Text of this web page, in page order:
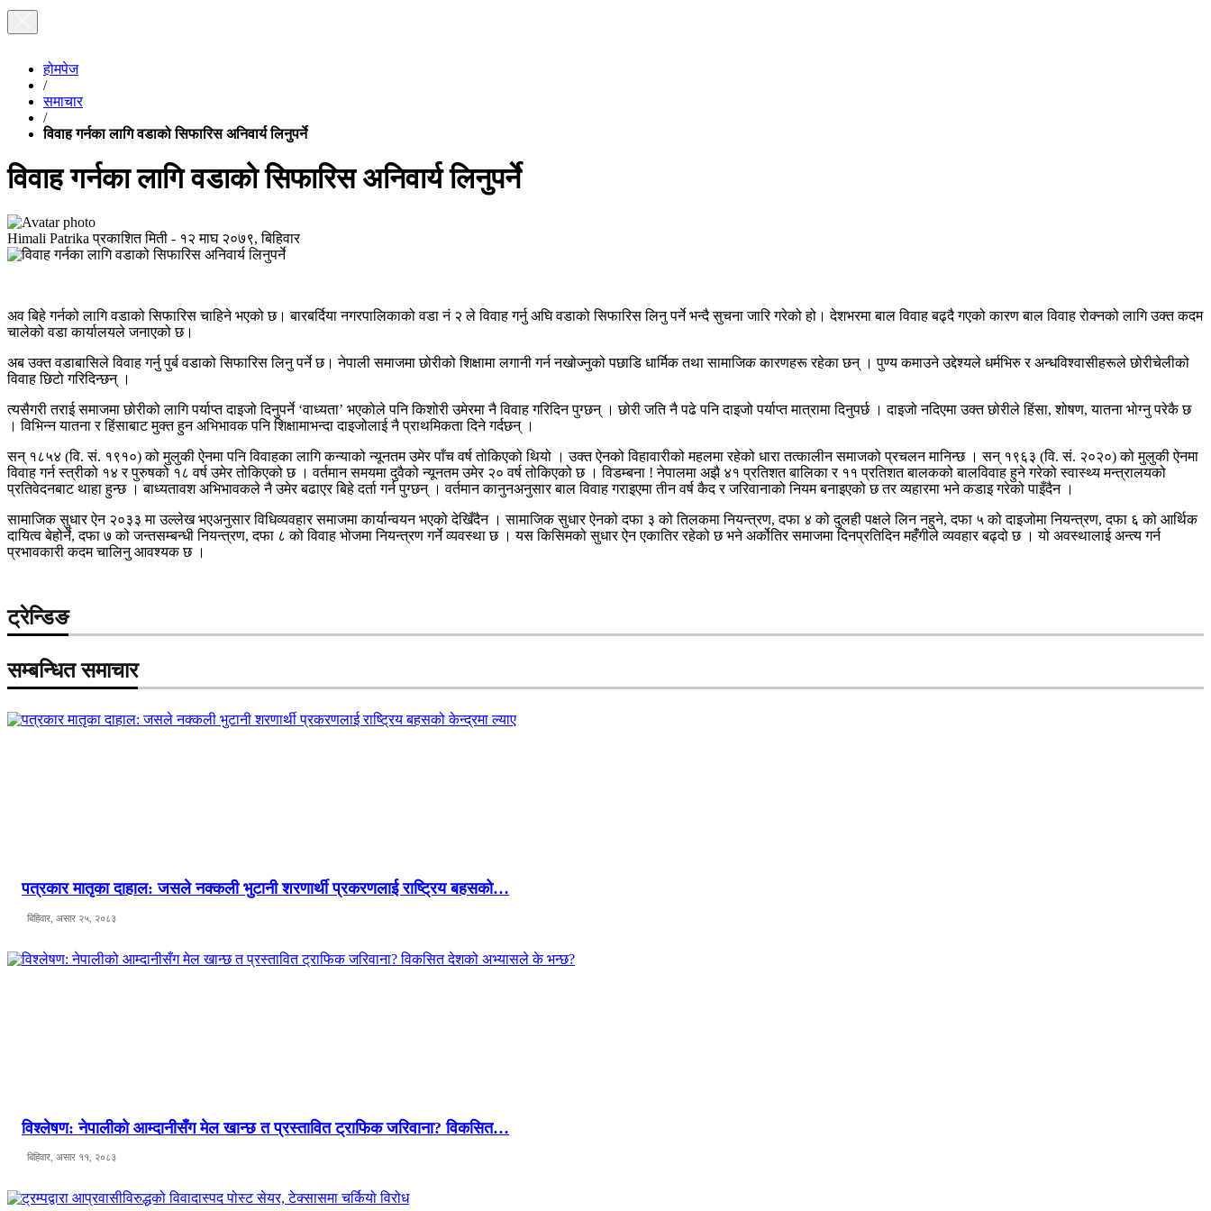
होमपेज
/
समाचार
/
विवाह गर्नका लागि वडाको सिफारिस अनिवार्य लिनुपर्ने
विवाह गर्नका लागि वडाको सिफारिस अनिवार्य लिनुपर्ने
Himali Patrika प्रकाशित मिती - १२ माघ २०७९, बिहिवार
अव बिहे गर्नको लागि वडाको सिफारिस चाहिने भएको छ। बारबर्दिया नगरपालिकाको वडा नं २ ले विवाह गर्नु अघि वडाको सिफारिस लिनु पर्ने भन्दै सुचना जारि गरेको हो। देशभरमा बाल विवाह बढ्दै गएको कारण बाल विवाह रोक्नको लागि उक्त कदम
चालेको वडा कार्यालयले जनाएको छ।
अब उक्त वडाबासिले विवाह गर्नु पुर्ब वडाको सिफारिस लिनु पर्ने छ। नेपाली समाजमा छोरीको शिक्षामा लगानी गर्न नखोज्नुको पछाडि धार्मिक तथा सामाजिक कारणहरू रहेका छन् । पुण्य कमाउने उद्देश्यले धर्मभिरु र अन्धविश्वासीहरूले छोरीचेलीको
विवाह छिटो गरिदिन्छन् ।
त्यसैगरी तराई समाजमा छोरीको लागि पर्याप्त दाइजो दिनुपर्ने ‘वाध्यता’ भएकोले पनि किशोरी उमेरमा नै विवाह गरिदिन पुग्छन् । छोरी जति नै पढे पनि दाइजो पर्याप्त मात्रामा दिनुपर्छ । दाइजो नदिएमा उक्त छोरीले हिंसा, शोषण, यातना भोग्नु परेकै छ
। विभिन्न यातना र हिंसाबाट मुक्त हुन अभिभावक पनि शिक्षामाभन्दा दाइजोलाई नै प्राथमिकता दिने गर्दछन् ।
सन् १८५४ (वि. सं. १९१०) को मुलुकी ऐनमा पनि विवाहका लागि कन्याको न्यूनतम उमेर पाँच वर्ष तोकिएको थियो । उक्त ऐनको विहावारीको महलमा रहेको धारा तत्कालीन समाजको प्रचलन मानिन्छ । सन् १९६३ (वि. सं. २०२०) को मुलुकी ऐनमा
विवाह गर्न स्त्रीको १४ र पुरुषको १८ वर्ष उमेर तोकिएको छ । वर्तमान समयमा दुवैको न्यूनतम उमेर २० वर्ष तोकिएको छ । विडम्बना ! नेपालमा अझै ४१ प्रतिशत बालिका र ११ प्रतिशत बालकको बालविवाह हुने गरेको स्वास्थ्य मन्त्रालयको
प्रतिवेदनबाट थाहा हुन्छ । बाध्यतावश अभिभावकले नै उमेर बढाएर बिहे दर्ता गर्न पुग्छन् । वर्तमान कानुनअनुसार बाल विवाह गराइएमा तीन वर्ष कैद र जरिवानाको नियम बनाइएको छ तर व्यहारमा भने कडाइ गरेको पाइँदैन ।
सामाजिक सुधार ऐन २०३३ मा उल्लेख भएअनुसार विधिव्यवहार समाजमा कार्यान्वयन भएको देखिँदैन । सामाजिक सुधार ऐनको दफा ३ को तिलकमा नियन्त्रण, दफा ४ को दुलही पक्षले लिन नहुने, दफा ५ को दाइजोमा नियन्त्रण, दफा ६ को आर्थिक
दायित्व बेहोर्ने, दफा ७ को जन्तसम्बन्धी नियन्त्रण, दफा ८ को विवाह भोजमा नियन्त्रण गर्ने व्यवस्था छ । यस किसिमको सुधार ऐन एकातिर रहेको छ भने अर्कोतिर समाजमा दिनप्रतिदिन महंँगीले व्यवहार बढ्दो छ । यो अवस्थालाई अन्त्य गर्न
प्रभावकारी कदम चालिनु आवश्यक छ ।
ट्रेन्डिङ
सम्बन्धित समाचार
पत्रकार मातृका दाहाल: जसले नक्कली भुटानी शरणार्थी प्रकरणलाई राष्ट्रिय बहसको…
बिहिवार, असार २५, २०८३
विश्लेषण: नेपालीको आम्दानीसँग मेल खान्छ त प्रस्तावित ट्राफिक जरिवाना? विकसित…
बिहिवार, असार ११, २०८३